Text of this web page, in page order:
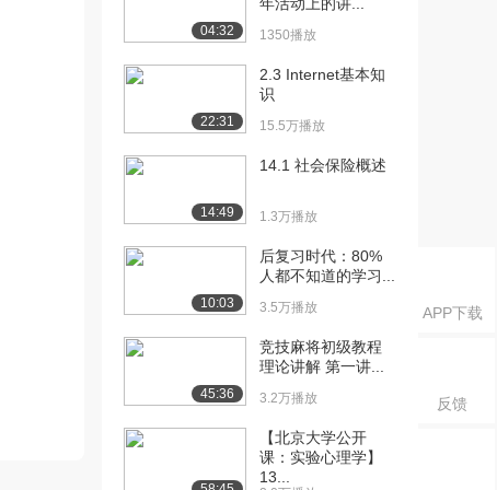
APP下载
反馈
04:32 1350播放
22:31
2.3 Internet基本知
识
15.5万播放
14:49
14.1 社会保险概述
1.3万播放
10:03
后复习时代：80%
人都不知道的学习...
3.5万播放
45:36
竞技麻将初级教程
理论讲解 第一讲...
3.2万播放
【北京大学公开
课：实验心理学】
13...